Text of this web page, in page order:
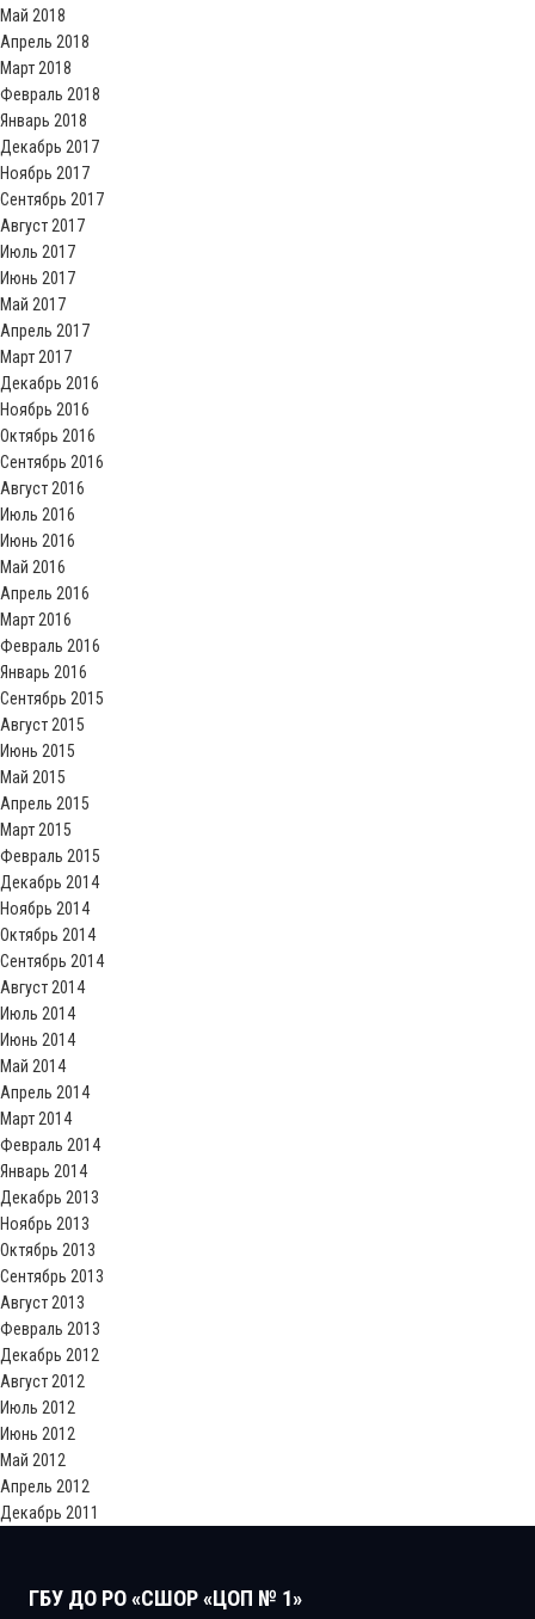
Май 2018
Апрель 2018
Март 2018
Февраль 2018
Январь 2018
Декабрь 2017
Ноябрь 2017
Сентябрь 2017
Август 2017
Июль 2017
Июнь 2017
Май 2017
Апрель 2017
Март 2017
Декабрь 2016
Ноябрь 2016
Октябрь 2016
Сентябрь 2016
Август 2016
Июль 2016
Июнь 2016
Май 2016
Апрель 2016
Март 2016
Февраль 2016
Январь 2016
Сентябрь 2015
Август 2015
Июнь 2015
Май 2015
Апрель 2015
Март 2015
Февраль 2015
Декабрь 2014
Ноябрь 2014
Октябрь 2014
Сентябрь 2014
Август 2014
Июль 2014
Июнь 2014
Май 2014
Апрель 2014
Март 2014
Февраль 2014
Январь 2014
Декабрь 2013
Ноябрь 2013
Октябрь 2013
Сентябрь 2013
Август 2013
Февраль 2013
Декабрь 2012
Август 2012
Июль 2012
Июнь 2012
Май 2012
Апрель 2012
Декабрь 2011
ГБУ ДО РО «СШОР «ЦОП № 1»